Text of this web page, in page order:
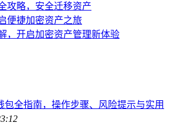
攻略，安全迁移资产
便捷加密资产之旅
，开启加密资产管理新体验
包全指南，操作步骤、风险提示与实用